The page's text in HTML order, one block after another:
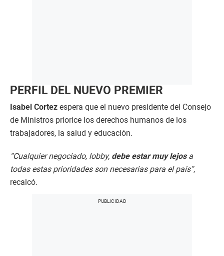
PERFIL DEL NUEVO PREMIER
Isabel Cortez espera que el nuevo presidente del Consejo
de Ministros priorice los derechos humanos de los
trabajadores, la salud y educación.
“Cualquier negociado, lobby, debe estar muy lejosa
todas estas prioridades son necesarias para el país”,
recalcó.